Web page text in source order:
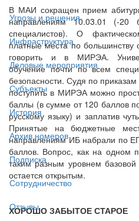
Угрозы и решения
Инфраструктура
Деловые мероприятия
Субъекты
История
Архив номеров
Подписка
Сотрудничество
Отзывы
В МАИ сокращен прием
направлениям 10.03.01 (-20
специалистов). О
платные места по
говорить и в МИРЭА.
обучение почти по всем
безопасности. Судя по
поступить в МИРЭА можно
баллы (в сумме от 120 баллов
русскому языку) и заплатив
Принятые на бюджетные
направлениям ИБ набрали по
баллов. Вопрос, как на одном
таким разным уровнем
остается открытым.
ХОРОШО ЗАБЫТОЕ СТАРОЕ